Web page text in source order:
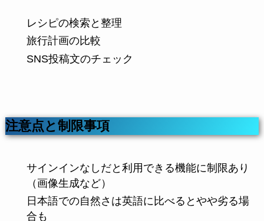
レシピの検索と整理
旅行計画の比較
SNS投稿文のチェック
注意点と制限事項
サインインなしだと利用できる機能に制限あり
（画像生成など）
日本語での自然さは英語に比べるとやや劣る場
合も